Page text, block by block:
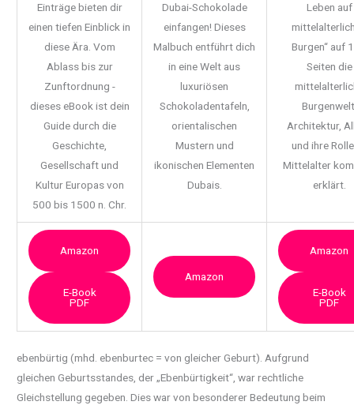
Einträge bieten dir
einen tiefen Einblick in
diese Ära. Vom
Ablass bis zur
Zunftordnung -
dieses eBook ist dein
Guide durch die
Geschichte,
Gesellschaft und
Kultur Europas von
500 bis 1500 n. Chr.
Dubai-Schokolade
einfangen! Dieses
Malbuch entführt dich
in eine Welt aus
luxuriösen
Schokoladentafeln,
orientalischen
Mustern und
ikonischen Elementen
Dubais.
Leben auf
Burgen“ auf
Seiten die
Architektur,
und ihre
Mittelalter
erklärt.
Amazon
E-Book
PDF
Amazon
Amazon
E-Book
PDF
ebenbürtig (mhd. ebenburtec = von gleicher Geburt). Aufgrund
gleichen Geburtsstandes, der„Ebenbürtigkeit“, war rechtliche
Gleichstellung gegeben. Dies war von besonderer Bedeutung beim